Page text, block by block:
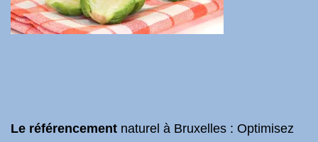
Le référencement naturel à Bruxelles : Optimisez